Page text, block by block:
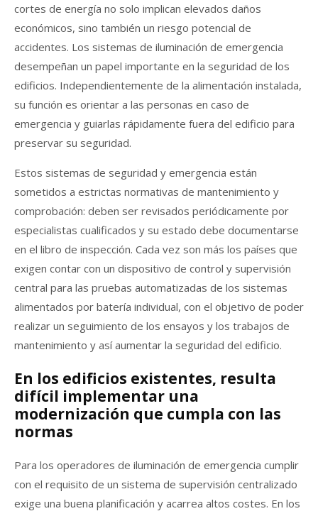
cortes de energía no solo implican elevados daños
económicos, sino también un riesgo potencial de
accidentes. Los sistemas de iluminación de emergencia
desempeñan un papel importante en la seguridad de los
edificios. Independientemente de la alimentación instalada,
su función es orientar a las personas en caso de
emergencia y guiarlas rápidamente fuera del edificio para
preservar su seguridad.
Estos sistemas de seguridad y emergencia están
sometidos a estrictas normativas de mantenimiento y
comprobación: deben ser revisados periódicamente por
especialistas cualificados y su estado debe documentarse
en el libro de inspección. Cada vez son más los países que
exigen contar con un dispositivo de control y supervisión
central para las pruebas automatizadas de los sistemas
alimentados por batería individual, con el objetivo de poder
realizar un seguimiento de los ensayos y los trabajos de
mantenimiento y así aumentar la seguridad del edificio.
En los edificios existentes, resulta
difícil implementar una
modernización que cumpla con las
normas
Para los operadores de iluminación de emergencia cumplir
con el requisito de un sistema de supervisión centralizado
exige una buena planificación y acarrea altos costes. En los